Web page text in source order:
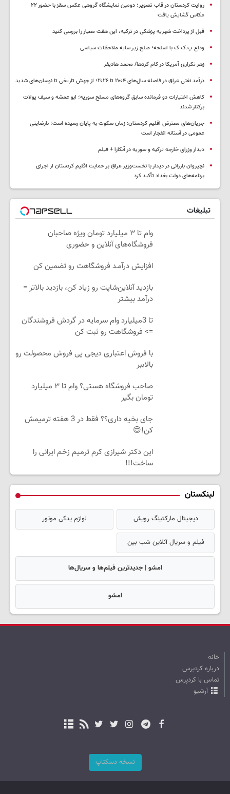
روایت کردستان در قاب تصویر؛ دومین نمایشگاه گروهی عکس سقز با حضور ۲۲
عکاس گشایش یافت
قبل از پرداخت شهریه پزشکی در ترکیه، این هفت معیار را بررسی کنید
وداع پ.ک.ک با اسلحه؛ صلح زیر سایه ملاحظات سیاسی
زهر تکراری آمریکا در کام کردها/ محمد هادیفر
درآمد نفتی عراق در فاصله سال‌های ۲۰۰۴ تا ۲۰۲۶؛ از جهش تاریخی تا نوسان‌های شدید
کاهش اختیارات دو فرمانده سابق گروه‌های مسلح سوریه؛ ابو عمشه و سیف پولات
برکنار شدند
جریان‌های معترض اقلیم کردستان: زمان سکوت به پایان رسیده است؛ نارضایتی
عمومی در آستانه انفجار است
دیدار وزرای خارجه ترکیه و سوریه در آنکارا + فیلم
نچیروان بارزانی در دیدار با نخست‌وزیر عراق بر حمایت اقلیم کردستان از اجرای
برنامه‌های دولت بغداد تأکید کرد
تبلیغات
وام تا ۳ میلیارد تومان ویژه صاحبان
فروشگاه‌های آنلاین و حضوری
افزایش درآمـد فروشگاهت رو تضمین کن
بازدید آنلاین‌شاپت رو زیاد کن، بازدید بالاتر =
درآمد بیشتر
تا 3میلیارد وام سرمایه در گردش فروشندگان
=> فروشگاهت رو ثبت کن
با فروش اعتباری دیجی پی فروش محصولت رو
بالاببر
صاحب فروشگاه هستی؟ وام تا ۳ میلیارد
تومان بگیر
جای بخیه داری؟؟ فقط در 3 هفته ترمیمش
کن!😍
این دکتر شیرازی کرم ترمیم زخم ایرانی را
ساخت!!!
لینکستان
دیجیتال مارکتینگ رویش لوازم یدکی موتور
فیلم و سریال آنلاین شب بین
امشو | جدیدترین فیلم‌ها و سریال‌ها
امشو
خانه
درباره کردپرس
تماس با کردپرس
آرشیو
نسخه دسکتاپ